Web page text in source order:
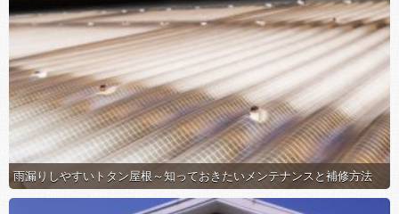
雨漏りしやすいトタン屋根～知っておきたいメンテナンスと補修方法